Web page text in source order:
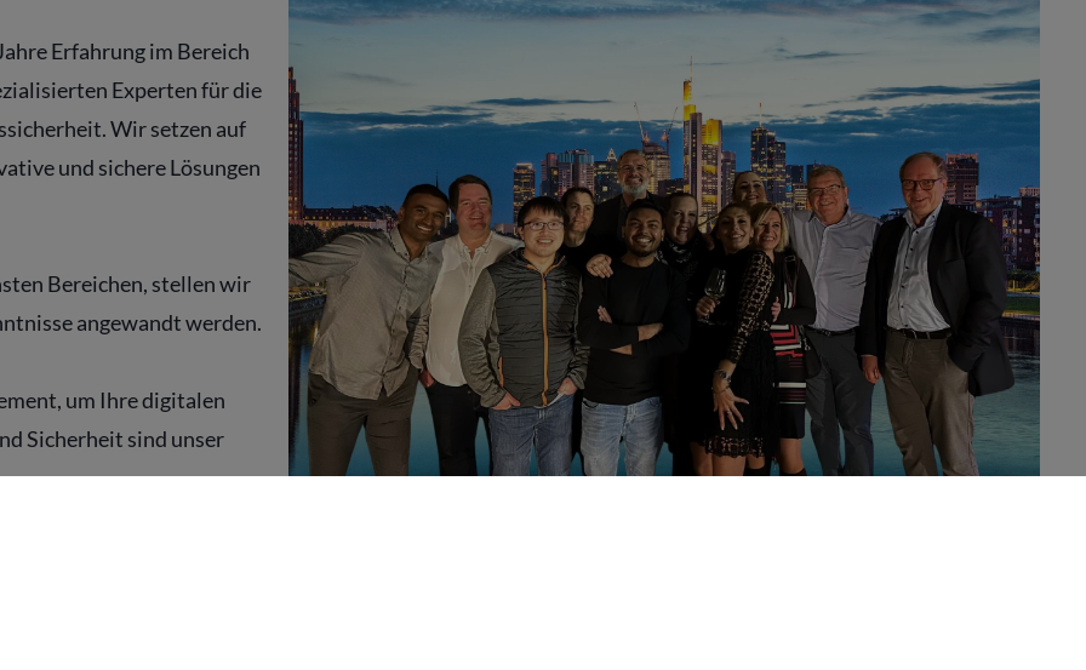
Erfahrung im Bereich
Experten für die
Wir setzen auf
und sichere Lösungen
Bereichen, stellen wir
angewandt werden.
um Ihre digitalen
Sicherheit sind unser